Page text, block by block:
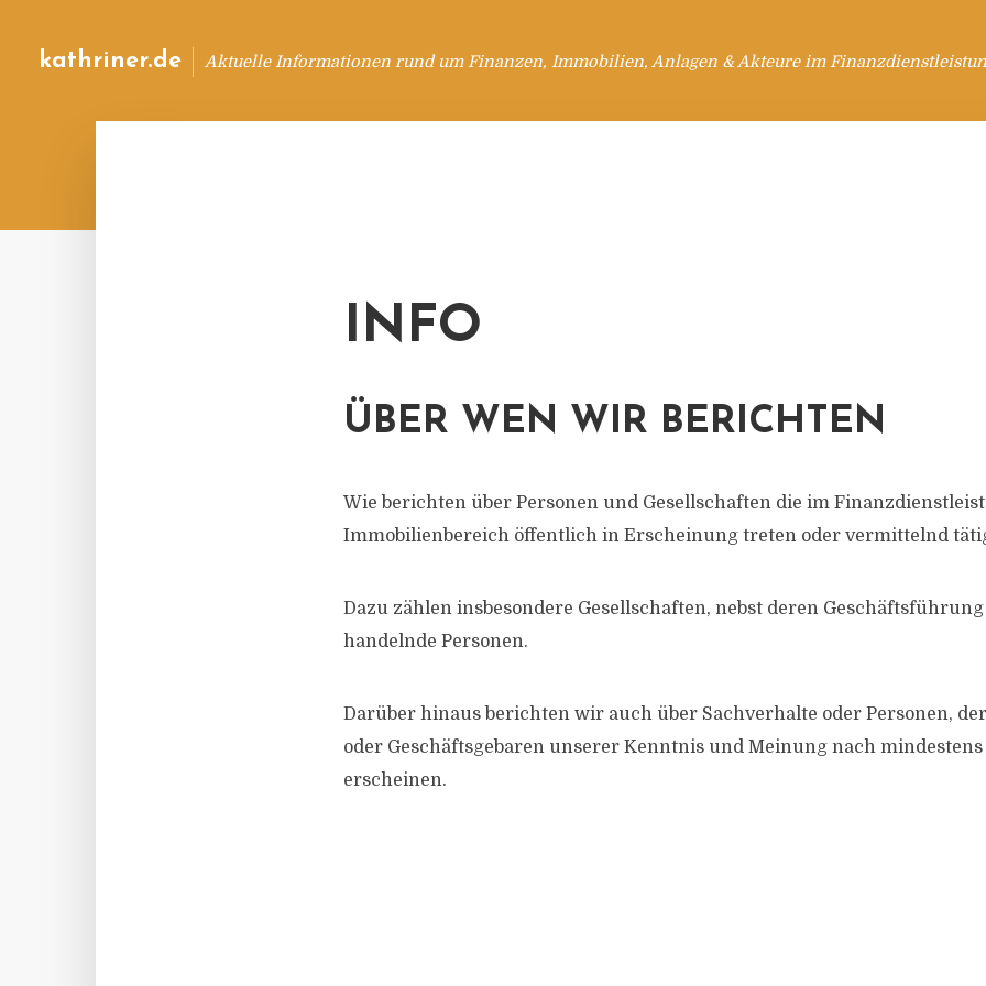
kathriner.de Aktuelle Informationen rund um Finanzen, Immobilien, Anlagen & Akteure im
INFO
ÜBER WEN WIR BERICHTEN
Wie berichten über Personen und Gesellschaften die im
Immobilienbereich öffentlich in Erscheinung treten oder vermittelnd
Dazu zählen insbesondere Gesellschaften, nebst deren
handelnde Personen.
Darüber hinaus berichten wir auch über Sachverhalte oder Personen,
oder Geschäftsgebaren unserer Kenntnis und Meinung nach
erscheinen.